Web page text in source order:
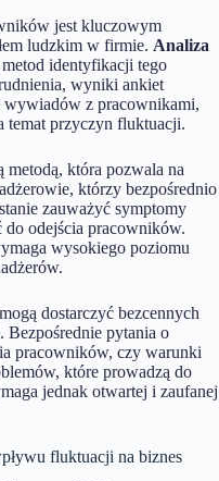
jest kluczowym
ludzkim w firmie. Analiza
identyfikacji tego
wyniki ankiet
z pracownikami,
temat przyczyn fluktuacji.
metodą, która pozwala na
którzy bezpośrednio
zauważyć symptomy
odejścia pracowników.
wysokiego poziomu
mogą dostarczyć bezcennych
pytania o
pracowników, czy warunki
które prowadzą do
jednak otwartej i zaufanej
fluktuacji na biznes